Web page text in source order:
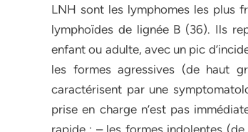
LNH sont les lymphomes les plus
lymphoïdes de lignée B (36). Ils
enfant ou adulte, avec un pic
les formes agressives (de haut
caractérisent par une
prise en charge n’est pas
rapide ; – les formes indolentes